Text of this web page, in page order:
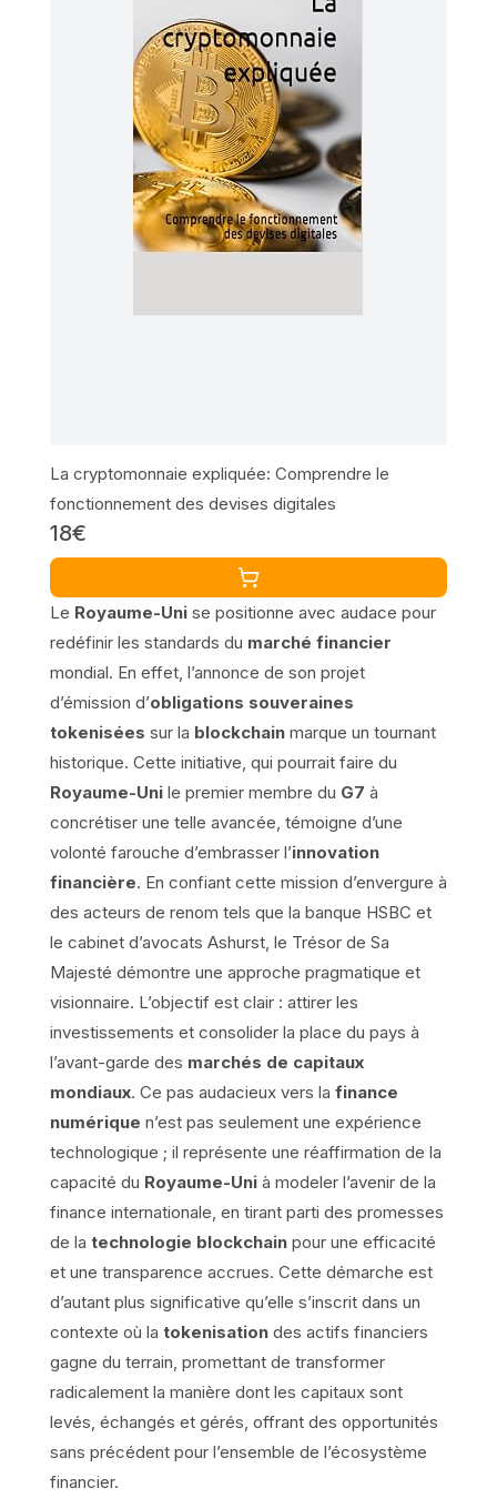
La cryptomonnaie expliquée: Comprendre le
fonctionnement des devises digitales
18€
Le Royaume-Unise positionne avec audace pour
redéfinir les standards du marché financier
mondial. En effet, l’annonce de son projet
d’émission d’obligations souveraines
tokenisées sur la blockchainmarque un tournant
historique. Cette initiative, qui pourrait faire du
Royaume-Unile premier membre du G7 à
concrétiser une telle avancée, témoigne d’une
volonté farouche d’embrasser l’innovation
financière. En confiant cette mission d’envergure à
des acteurs de renom tels que la banque HSBC et
le cabinet d’avocats Ashurst, le Trésor de Sa
Majesté démontre une approche pragmatique et
visionnaire. L’objectif est clair : attirer les
investissements et consolider la place du pays à
l’avant-garde des marchés de capitaux
mondiaux. Ce pas audacieux vers la finance
numérique n’est pas seulement une expérience
technologique ; il représente une réaffirmation de la
capacité du Royaume-Unià modeler l’avenir de la
finance internationale, en tirant parti des promesses
de la technologie blockchainpour une efficacité
et une transparence accrues. Cette démarche est
d’autant plus significative qu’elle s’inscrit dans un
contexte où la tokenisationdes actifs financiers
gagne du terrain, promettant de transformer
radicalement la manière dont les capitaux sont
levés, échangés et gérés, offrant des opportunités
sans précédent pour l’ensemble de l’écosystème
financier.